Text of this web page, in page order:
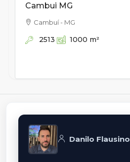
Cambui MG
Cambuí - MG
2513 1000 m²
Danilo Flausino